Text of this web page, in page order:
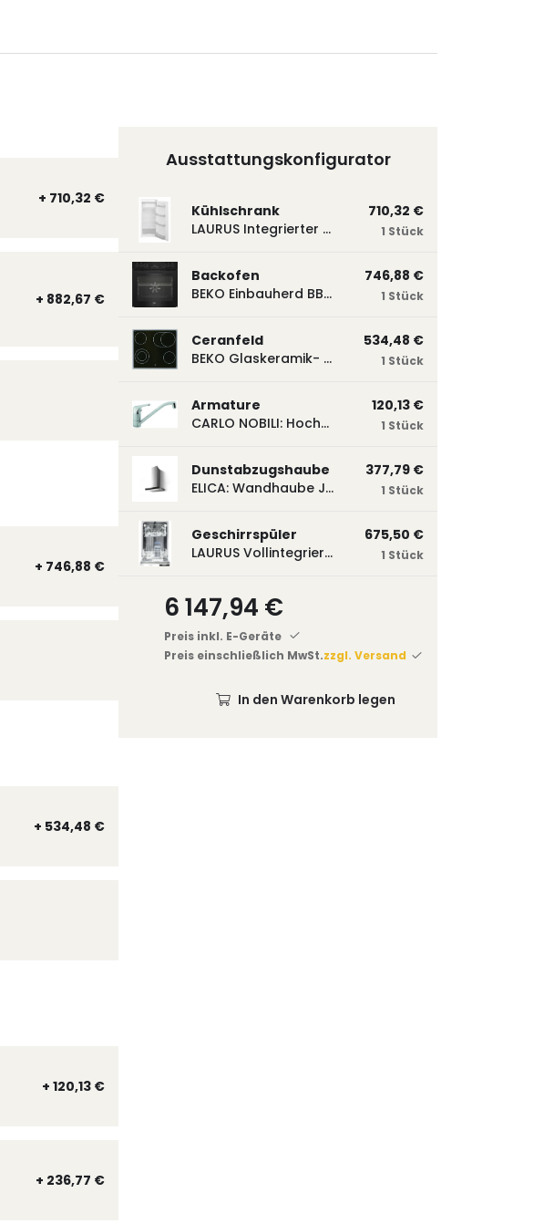
+ 710,32 €
+ 882,67 €
+ 746,88 €
+ 534,48 €
+ 120,13 €
+ 236,77 €
Ausstattungskonfigurator
Kühlschrank
LAURUS Integrierter Kühlautomat LKG122E LKG122E
710,32 €
1 Stück
Backofen
BEKO Einbauherd BBUM113N2B mit Hydrolyse, Schwarz BBUM113N2B
746,88 €
1 Stück
Ceranfeld
BEKO Glaskeramik- Strahlungskochfeld EH 9641 XHN, herdgebunden EH9641XHN
534,48 €
1 Stück
Armature
CARLO NOBILI: Hochdruck- Einhebelmischbatterie Blue, Mischbatterie verchromt 17770
120,13 €
1 Stück
Dunstabzugshaube
ELICA: Wandhaube JOYE 60-A,600 mm breit Edelstahl JOYE60A
377,79 €
1 Stück
Geschirrspüler
LAURUS Vollintegrierter Geschirrspüler LSV45-3, 450 mm breit, 3 Programme LSV45-3
675,50 €
1 Stück
6 147,94 €
Preis inkl. E-Geräte
Preis einschließlich MwSt.zzgl. Versand
In den Warenkorb legen